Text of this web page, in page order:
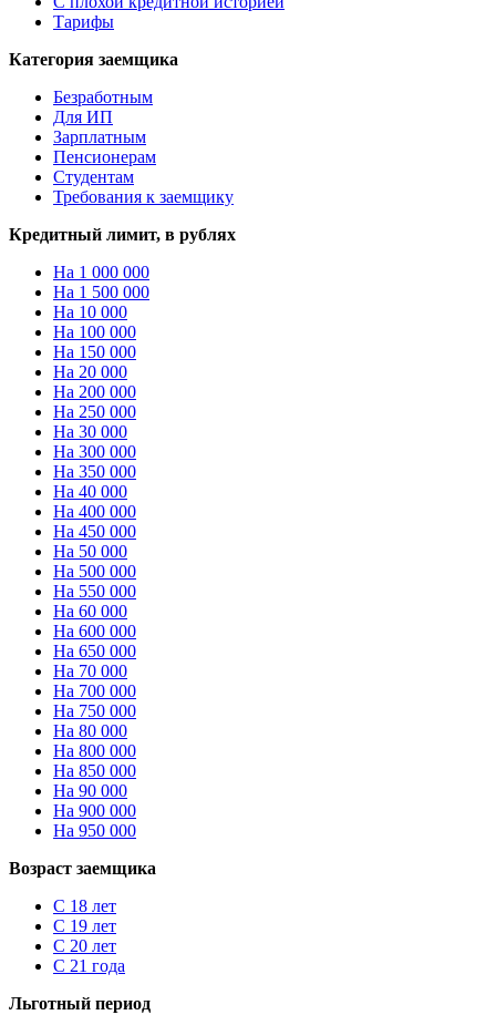
Тарифы
Категория заемщика
Безработным
Для ИП
Зарплатным
Пенсионерам
Студентам
Требования к заемщику
Кредитный лимит, в рублях
На 1 000 000
На 1 500 000
На 10 000
На 100 000
На 150 000
На 20 000
На 200 000
На 250 000
На 30 000
На 300 000
На 350 000
На 40 000
На 400 000
На 450 000
На 50 000
На 500 000
На 550 000
На 60 000
На 600 000
На 650 000
На 70 000
На 700 000
На 750 000
На 80 000
На 800 000
На 850 000
На 90 000
На 900 000
На 950 000
Возраст заемщика
С 18 лет
С 19 лет
С 20 лет
С 21 года
Льготный период